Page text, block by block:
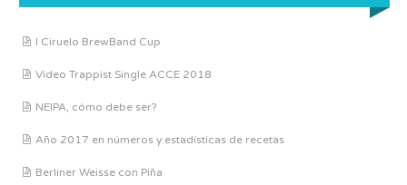
I Ciruelo BrewBand Cup
Vídeo Trappist Single ACCE 2018
NEIPA, cómo debe ser?
Año 2017 en números y estadísticas de recetas
Berliner Weisse con Piña